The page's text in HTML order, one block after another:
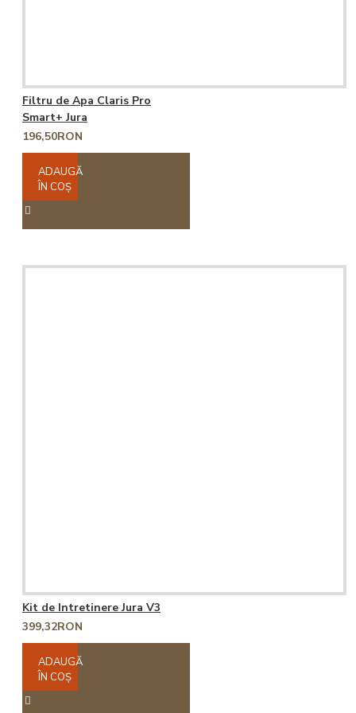
Filtru de Apa Claris Pro
Smart+ Jura
196,50RON
ADAUGĂ
ÎN COŞ
Kit de Intretinere Jura V3
399,32RON
ADAUGĂ
ÎN COŞ